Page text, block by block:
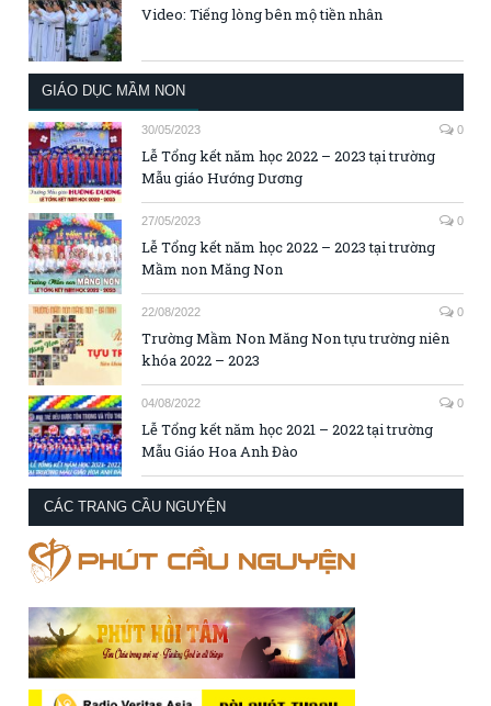
Video: Tiếng lòng bên mộ tiền nhân
GIÁO DỤC MẦM NON
30/05/2023 0
Lễ Tổng kết năm học 2022 – 2023 tại trường
Mẫu giáo Hướng Dương
27/05/2023 0
Lễ Tổng kết năm học 2022 – 2023 tại trường
Mầm non Măng Non
22/08/2022 0
Trường Mầm Non Măng Non tựu trường niên
khóa 2022 – 2023
04/08/2022 0
Lễ Tổng kết năm học 2021 – 2022 tại trường
Mẫu Giáo Hoa Anh Đào
CÁC TRANG CẦU NGUYỆN